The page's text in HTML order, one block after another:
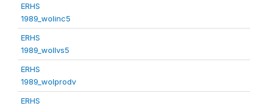
ERHS
1989_wolinc5
ERHS
1989_wollvs5
ERHS
1989_wolprodv
ERHS